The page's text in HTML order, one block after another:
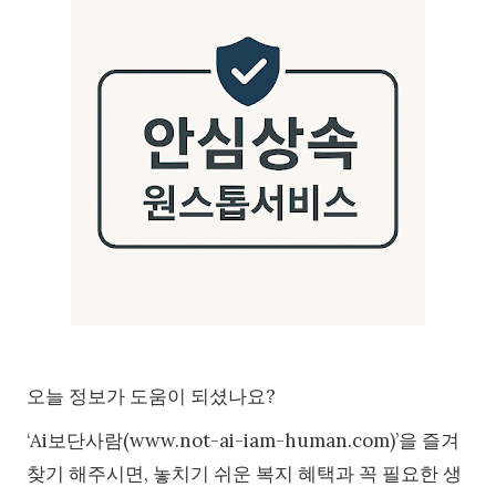
오늘 정보가 도움이 되셨나요?
‘Ai보단사람(www.not-ai-iam-human.com)’을 즐겨
찾기 해주시면, 놓치기 쉬운 복지 혜택과 꼭 필요한 생